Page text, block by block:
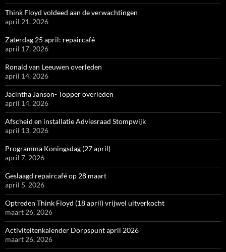
Think Floyd voldeed aan de verwachtingen
april 21, 2026
Zaterdag 25 april: repaircafé
april 17, 2026
Ronald van Leeuwen overleden
april 14, 2026
Jacintha Janson- Topper overleden
april 14, 2026
Afscheid en installatie Adviesraad Stompwijk
april 13, 2026
Programma Koningsdag (27 april)
april 7, 2026
Geslaagd repaircafé op 28 maart
april 5, 2026
Optreden Think Floyd (18 april) vrijwel uitverkocht
maart 26, 2026
Activiteitenkalender Dorpspunt april 2026
maart 26, 2026